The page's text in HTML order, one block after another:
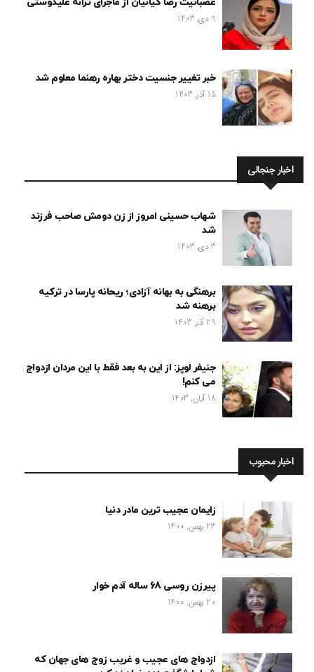
عصبانیت رضا کیانیان از ماجرای ترانه علیدوستی
9 دی, 1403
خبر تغییر جنسیت دختر بهاره رهنما معلوم شد
15 آذر, 1403
اخبار جنجالی
شهاب حسینی امروز از زن دومش صاحب فرزند
شد
3 دی, 1403
برهنگی به بهانه آزادی؛ ریحانه پارسا در ترکیه
برهنه شد
29 آذر, 1403
جنیفر لوپز: از این به بعد فقط با این مردان ازدواج
می کنم!
18 آبان, 1403
اخبار محبوب
زایمان عجیب ترین مادر دنیا
23 بهمن, 1400
پیرزن روسی 68 ساله آدم خوار
20 بهمن, 1400
ازدواج های عجیب و غریب زوج های جهان که